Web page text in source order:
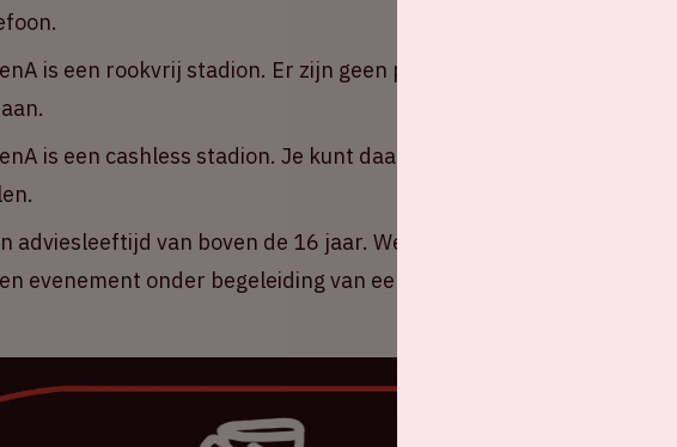
is een rookvrij stadion. Er zijn geen plekken in het stadion waar
is een cashless stadion. Je kunt daarom alleen met je bankpas of
adviesleeftijd van boven de 16 jaar. We adviseren jongere
evenement onder begeleiding van een meerderjarige te bezoeken.